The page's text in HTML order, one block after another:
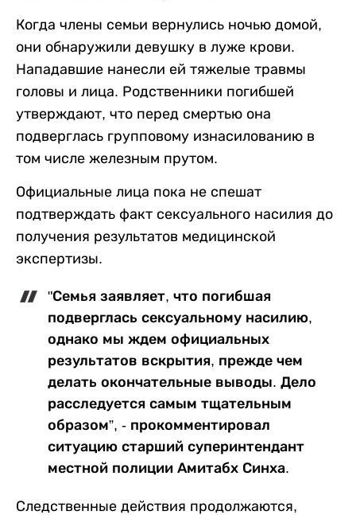
Когда члены семьи вернулись ночью домой,
они обнаружили девушку в луже крови.
Нападавшие нанесли ей тяжелые травмы
головы и лица. Родственники погибшей
утверждают, что перед смертью она
подверглась групповому изнасилованию в
том числе железным прутом.
Официальные лица пока не спешат
подтверждать факт сексуального насилия до
получения результатов медицинской
экспертизы.
"Семья заявляет, что погибшая
подверглась сексуальному насилию,
однако мы ждем официальных
результатов вскрытия, прежде чем
делать окончательные выводы. Дело
расследуется самым тщательным
образом”, - прокомментировал
ситуацию старший суперинтендант
местной полиции Амитабх Синха.
Следственные действия продолжаются,